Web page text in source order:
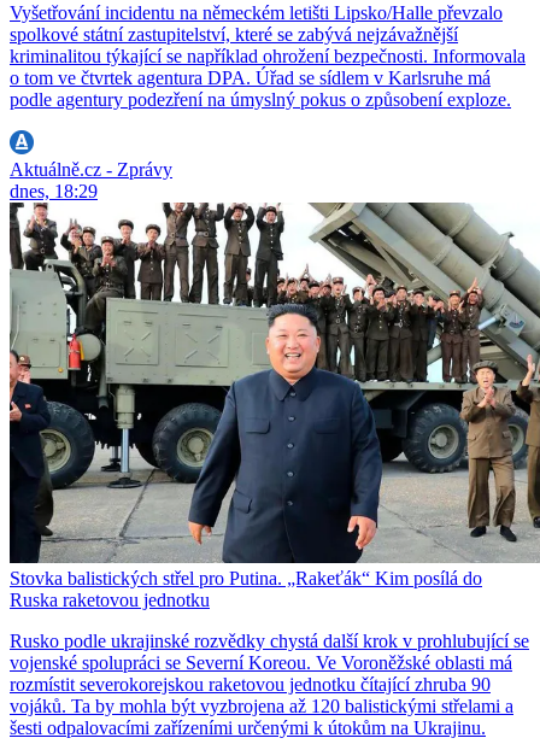
Vyšetřování incidentu na německém letišti Lipsko/Halle převzalo
spolkové státní zastupitelství, které se zabývá nejzávažnější
kriminalitou týkající se například ohrožení bezpečnosti. Informovala
o tom ve čtvrtek agentura DPA. Úřad se sídlem v Karlsruhe má
podle agentury podezření na úmyslný pokus o způsobení exploze.
Aktuálně.cz - Zprávy
dnes, 18:29
Stovka balistických střel pro Putina. „Rakeťák“ Kim posílá do
Ruska raketovou jednotku
Rusko podle ukrajinské rozvědky chystá další krok v prohlubující se
vojenské spolupráci se Severní Koreou. Ve Voroněžské oblasti má
rozmístit severokorejskou raketovou jednotku čítající zhruba 90
vojáků. Ta by mohla být vyzbrojena až 120 balistickými střelami a
šesti odpalovacími zařízeními určenými k útokům na Ukrajinu.